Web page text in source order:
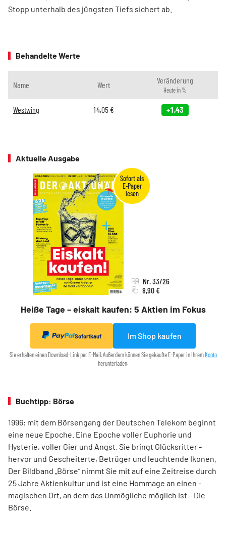
Stopp unterhalb des jüngsten Tiefs sichert ab.
Behandelte Werte
Name Wert Veränderung
Heute in %
Westwing 14,05 € +1,43
Aktuelle Ausgabe
Heiße Tage – eiskalt kaufen: 5 Aktien im Fokus
Nr. 33/26
8,90 €
Sofortkauf Im Shop kaufen
Sie erhalten einen Download-Link per E-Mail. Außerdem können Sie gekaufte E-Paper in Ihrem Konto
herunterladen.
Buchtipp: Börse
1996: mit dem ­Börsen­­gang der Deutschen Telekom ­beginnt
eine neue ­Epoche. Eine Epoche voller ­Euphorie und
Hysterie, ­voller Gier und Angst. Sie bringt Glücksritter ­
hervor und ­Gescheiterte, ­Betrüger und leuchtende Ikonen.
Der Bildband ­„Börse“ nimmt Sie mit auf eine Zeit­reise durch
25 Jahre Aktienkultur und ist eine Hommage an ­einen ­
magischen Ort, an dem das Unmögliche ­möglich ist – Die
Börse.